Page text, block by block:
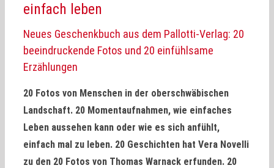
einfach leben
Neues Geschenkbuch aus dem Pallotti-Verlag: 20
beeindruckende Fotos und 20 einfühlsame
Erzählungen
20 Fotos von Menschen in der oberschwäbischen
Landschaft. 20 Momentaufnahmen, wie einfaches
Leben aussehen kann oder wie es sich anfühlt,
einfach mal zu leben. 20 Geschichten hat Vera Novelli
zu den 20 Fotos von Thomas Warnack erfunden. 20